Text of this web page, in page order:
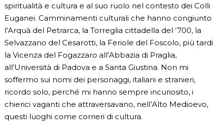
spiritualità e cultura e al suo ruolo nel contesto dei Colli
Euganei. Camminamenti culturali che hanno congiunto
l’Arquà del Petrarca, la Torreglia cittadella del ‘700, la
Selvazzano del Cesarotti, la Feriole del Foscolo, più tardi
la Vicenza del Fogazzaro all’Abbazia di Praglia,
all’Università di Padova e a Santa Giustina. Non mi
soffermo sui nomi dei personaggi, italiani e stranieri,
ricordo solo, perché mi hanno sempre incuriosito, i
chierici vaganti che attraversavano, nell’Alto Medioevo,
questi luoghi come corrieri di cultura.